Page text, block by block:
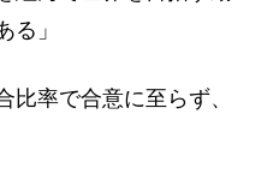
る」
率で合意に至らず、